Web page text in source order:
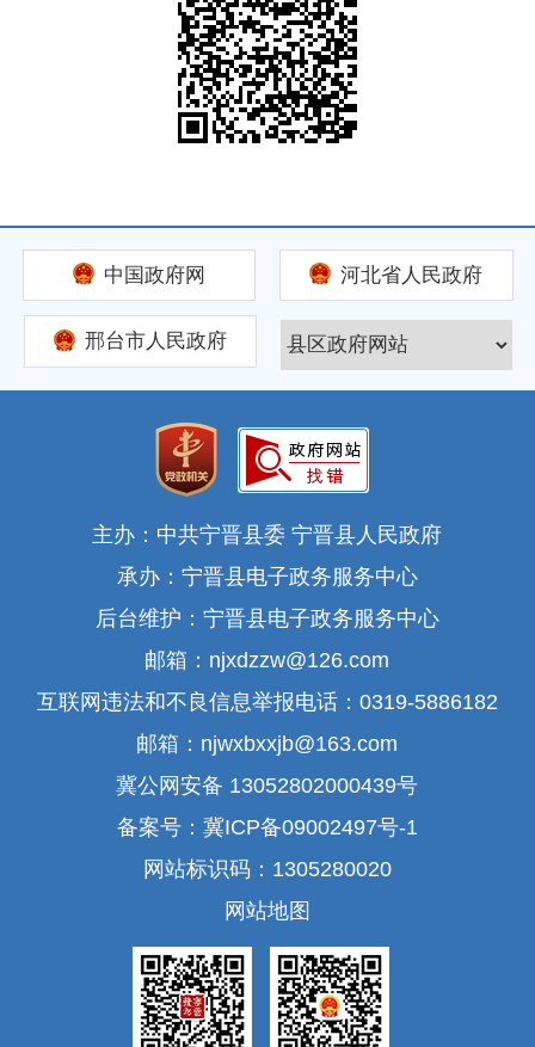
中国政府网 河北省人民政府
邢台市人民政府
主办：中共宁晋县委 宁晋县人民政府
承办：宁晋县电子政务服务中心
后台维护：宁晋县电子政务服务中心
邮箱：njxdzzw@126.com
互联网违法和不良信息举报电话：0319-5886182
邮箱：njwxbxxjb@163.com
冀公网安备 13052802000439号
备案号：冀ICP备09002497号-1
网站标识码：1305280020
网站地图